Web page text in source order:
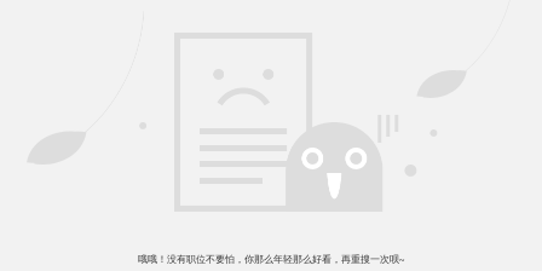
哦哦！没有职位不要怕，你那么年轻那么好看，再重搜一次呗~